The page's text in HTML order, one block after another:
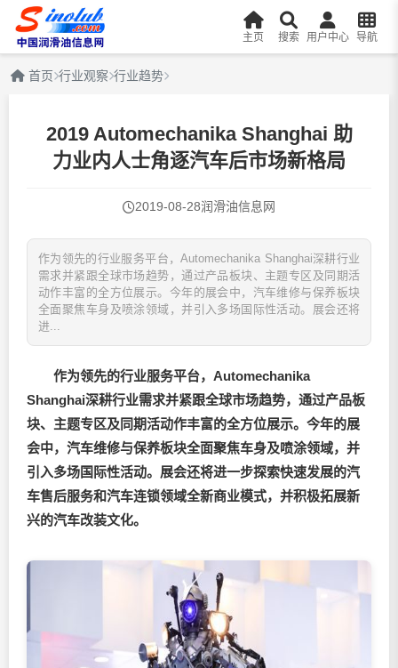
主页 搜索 用户中心 导航
首页 行业观察 行业趋势
2019 Automechanika Shanghai 助
力业内人士角逐汽车后市场新格局
2019-08-28润滑油信息网
作为领先的行业服务平台，Automechanika Shanghai深耕行业
需求并紧跟全球市场趋势，通过产品板块、主题专区及同期活
动作丰富的全方位展示。今年的展会中，汽车维修与保养板块
全面聚焦车身及喷涂领域，并引入多场国际性活动。展会还将
进...
作为领先的行业服务平台， Automechanika
Shanghai深耕行业需求并紧跟全球市场趋势，通过产品板
块、主题专区及同期活动作丰富的全方位展示。今年的展
会中，汽车维修与保养板块全面聚焦车身及喷涂领域，并
引入多场国际性活动。展会还将进一步探索快速发展的汽
车售后服务和汽车连锁领域全新商业模式，并积极拓展新
兴的汽车改装文化。